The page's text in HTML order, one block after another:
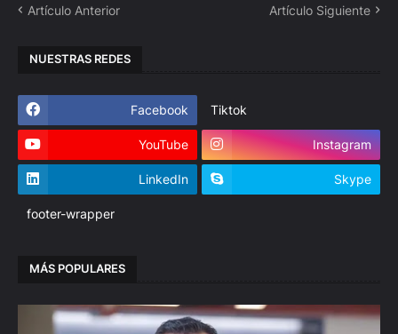
Artículo Anterior Artículo Siguiente
NUESTRAS REDES
Facebook Tiktok
YouTube Instagram
LinkedIn Skype
footer-wrapper
MÁS POPULARES